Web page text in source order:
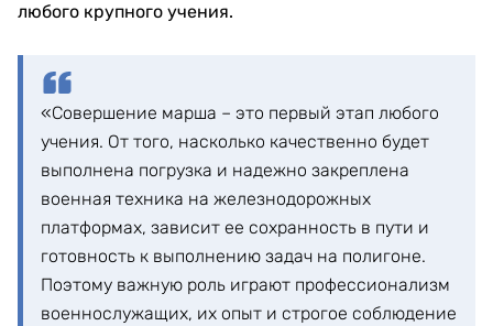
любого крупного учения.
«Совершение марша – это первый этап любого
учения. От того, насколько качественно будет
выполнена погрузка и надежно закреплена
военная техника на железнодорожных
платформах, зависит ее сохранность в пути и
готовность к выполнению задач на полигоне.
Поэтому важную роль играют профессионализм
военнослужащих, их опыт и строгое соблюдение